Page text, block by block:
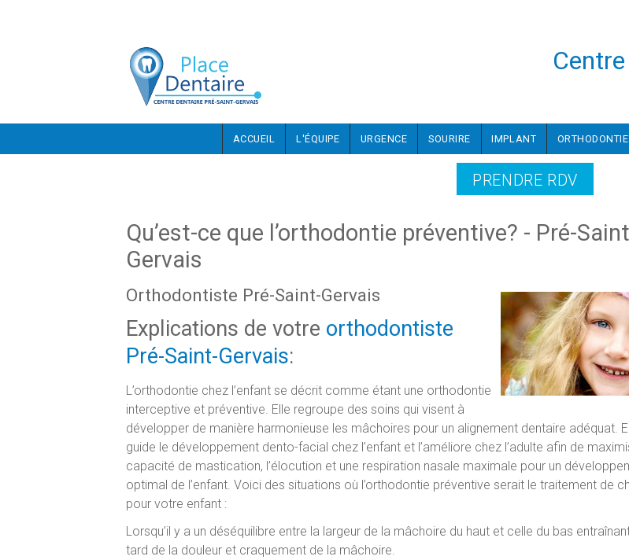
ACCUEIL L'ÉQUIPE URGENCE SOURIRE IMPLANT ORTHODONTIE
PRENDRE RDV
Qu’est-ce que l’orthodontie préventive? - Pré-
Gervais
Orthodontiste Pré-Saint-Gervais
Explications de votre orthodontiste
Pré-Saint-Gervais:
L’orthodontie chez l’enfant se décrit comme étant une orthodontie
interceptive et préventive. Elle regroupe des soins qui visent à
développer de manière harmonieuse les mâchoires pour un alignement dentaire adéquat.
guide le développement dento-facial chez l’enfant et l’améliore chez l’adulte afin de
capacité de mastication, l’élocution et une respiration nasale maximale pour un
optimal de l’enfant. Voici des situations où l’orthodontie préventive serait le traitement de
pour votre enfant :
Lorsqu’il y a un déséquilibre entre la largeur de la mâchoire du haut et celle du bas
tard de la douleur et craquement de la mâchoire.